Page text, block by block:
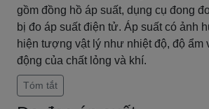
gồm đồng hồ áp suất, dụng cụ đong
bị đo áp suất điện tử. Áp suất có ảnh
hiện tượng vật lý như nhiệt độ, độ ẩm
động của chất lỏng và khí.
Tóm tắt